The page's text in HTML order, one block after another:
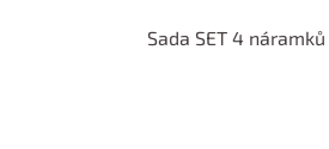
Sada SET 4 náramků